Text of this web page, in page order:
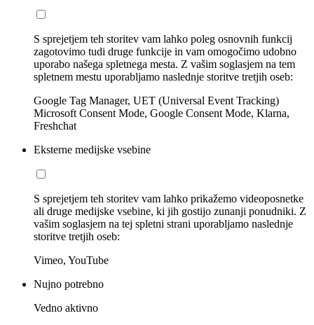
S sprejetjem teh storitev vam lahko poleg osnovnih funkcij
zagotovimo tudi druge funkcije in vam omogočimo udobno
uporabo našega spletnega mesta. Z vašim soglasjem na tem
spletnem mestu uporabljamo naslednje storitve tretjih oseb:
Google Tag Manager, UET (Universal Event Tracking)
Microsoft Consent Mode, Google Consent Mode, Klarna,
Freshchat
Eksterne medijske vsebine
S sprejetjem teh storitev vam lahko prikažemo videoposnetke
ali druge medijske vsebine, ki jih gostijo zunanji ponudniki. Z
vašim soglasjem na tej spletni strani uporabljamo naslednje
storitve tretjih oseb:
Vimeo, YouTube
Nujno potrebno
Vedno aktivno